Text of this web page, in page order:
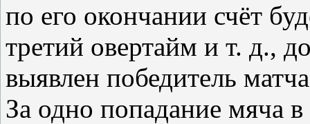
по его окончании счёт
третий овертайм и т. д.,
выявлен победитель
За одно попадание мяча